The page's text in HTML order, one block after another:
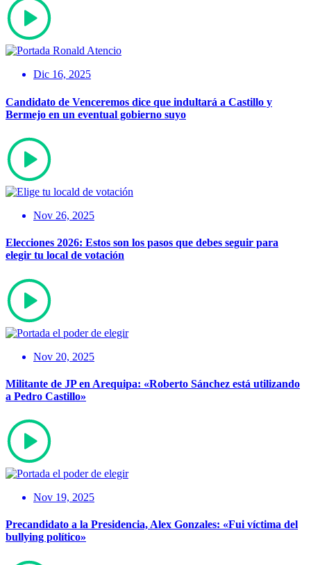
Dic 16, 2025
Candidato de Venceremos dice que indultará a Castillo y
Bermejo en un eventual gobierno suyo
Nov 26, 2025
Elecciones 2026: Estos son los pasos que debes seguir para
elegir tu local de votación
Nov 20, 2025
Militante de JP en Arequipa: «Roberto Sánchez está utilizando
a Pedro Castillo»
Nov 19, 2025
Precandidato a la Presidencia, Alex Gonzales: «Fui víctima del
bullying político»